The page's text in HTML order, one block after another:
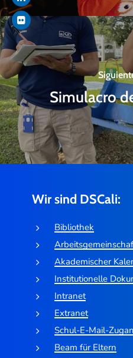
Simulacro
Wir sind DSCali:
Bibliothek
Akademischer
Institutionelle
Intranet
Extranet
Schul-E-Mail-
Beam für Eltern